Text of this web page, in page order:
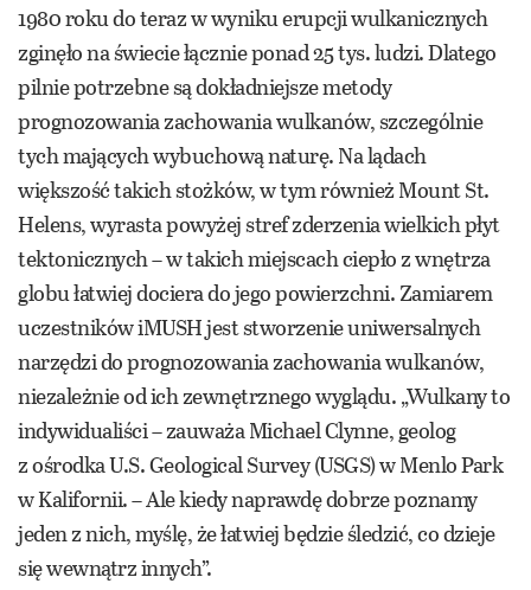
1980 roku do teraz w wyniku erupcji wulkanicznych
zginęło na świecie łącznie ponad 25 tys. ludzi. Dlatego
pilnie potrzebne są dokładniejsze metody
prognozowania zachowania wulkanów, szczególnie
tych mających wybuchową naturę. Na lądach
większość takich stożków, w tym również Mount St.
Helens, wyrasta powyżej stref zderzenia wielkich płyt
tektonicznych – w takich miejscach ciepło z wnętrza
globu łatwiej dociera do jego powierzchni. Zamiarem
uczestników iMUSH jest stworzenie uniwersalnych
narzędzi do prognozowania zachowania wulkanów,
niezależnie od ich zewnętrznego wyglądu. „Wulkany to
indywidualiści – zauważa Michael Clynne, geolog
z ośrodka U.S. Geological Survey (USGS) w Menlo Park
w Kalifornii. – Ale kiedy naprawdę dobrze poznamy
jeden z nich, myślę, że łatwiej będzie śledzić, co dzieje
się wewnątrz innych”.